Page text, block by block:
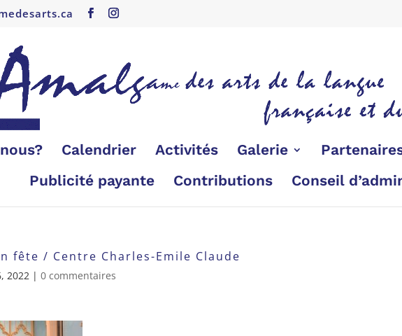
Calendrier Activités Galerie
Publicité payante
Contributions Conseil
fête / Centre Charles-Emile Claude
2022 |0 commentaires